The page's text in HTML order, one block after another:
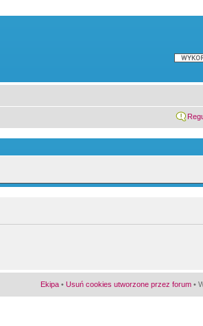
Ekipa • Usuń cookies utworzone przez forum •